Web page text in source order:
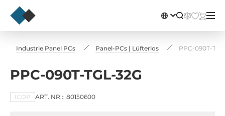
Industrie Panel PCs Panel-PCs | Lüfterlos PPC-090T-
PPC-090T-TGL-32G
ICOP ART. NR.:: 80150600